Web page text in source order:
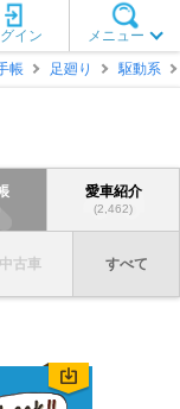
メニュー
イン
帳 足廻り 駆動系
愛車紹介
(2,462)
中古車 すべて